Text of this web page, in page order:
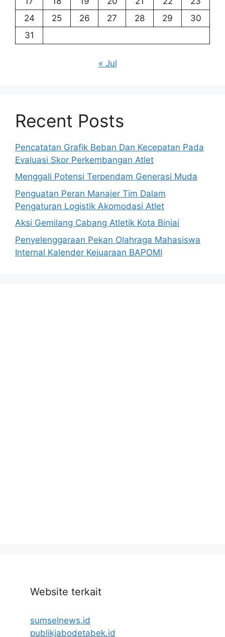
24
25 26 27 28 29
30
31
« Jul
Recent Posts
Pencatatan Grafik Beban Dan Kecepatan Pada
Evaluasi Skor Perkembangan Atlet
Menggali Potensi Terpendam Generasi Muda
Penguatan Peran Manajer Tim Dalam
Pengaturan Logistik Akomodasi Atlet
Aksi Gemilang Cabang Atletik Kota Binjai
Penyelenggaraan Pekan Olahraga Mahasiswa
Internal Kalender Kejuaraan BAPOMI
Website terkait
sumselnews.id
publikjabodetabek.id